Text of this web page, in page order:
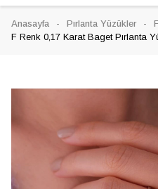
Anasayfa Pırlanta Yüzükler
F Renk 0,17 Karat Baget Pırlanta